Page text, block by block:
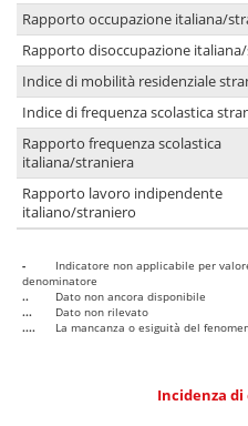
Rapporto occupazione italiana/
Rapporto disoccupazione
Indice di mobilità residenziale
Indice di frequenza scolastica
Rapporto frequenza scolastica
italiana/straniera
Rapporto lavoro indipendente
italiano/straniero
-
Indicatore non applicabile per
denominatore
..
Dato non ancora disponibile
...
Dato non rilevato
....
La mancanza o esiguità del
Incidenza